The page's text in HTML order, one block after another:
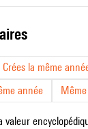
Crées la même
année